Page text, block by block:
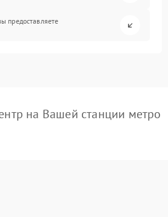
предоставляете
на Вашей станции метро